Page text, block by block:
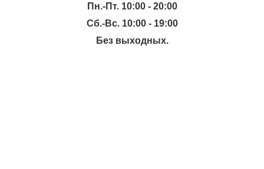
Пн.-Пт. 10:00 - 20:00
Сб.-Вс. 10:00 - 19:00
Без выходных.